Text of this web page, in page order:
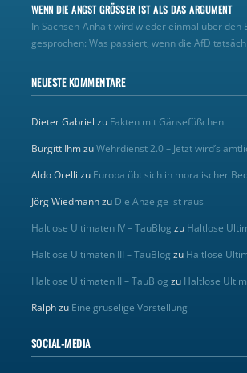
WENN DIE ANGST GRÖSSER IST ALS DAS ARGUMENT
In Sachsen-Anhalt wird wieder einmal über den
gesprochen: Was passiert, wenn die AfD
NEUESTE KOMMENTARE
Dieter Gabriel zu Fakten mit Gänsefüßchen
Burgitt IhmzuWehrdienst 2.0 – Jetzt wird’s
Aldo Orelli zu Europa übt sich in moralischer
Jörg Wiedmannzu Die Anzeige ist raus
Haltlose Ultimaten IV – TauBlog zu Haltlose
Haltlose Ultimaten III – TauBlog zu Haltlose
Haltlose Ultimaten II – TauBlog zu Haltlose
Ralphzu Eine gruselige Vorstellung
SOCIAL-MEDIA